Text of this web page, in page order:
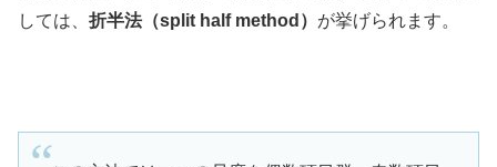
しては、 折半法（split half method） が挙げられます。